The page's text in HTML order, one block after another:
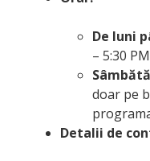
De luni
– 5:30 PM
doar pe
Detalii de